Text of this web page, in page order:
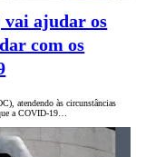
vai ajudar os
com os
atendendo às circunstâncias
a COVID-19…